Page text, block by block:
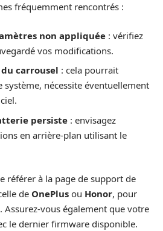
fréquemment rencontrés :
non appliquée : vérifiez
vos modifications.
carrousel : cela pourrait
nécessite éventuellement
persiste : envisagez
en arrière-plan utilisant le
référer à la page de support de
de OnePlus ou Honor, pour
Assurez-vous également que votre
le dernier firmware disponible.